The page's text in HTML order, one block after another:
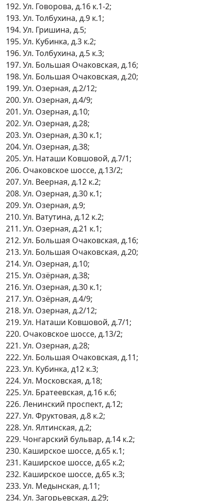
192. Ул. Говорова, д.16 к.1-2;
193. Ул. Толбухина, д.9 к.1;
194. Ул. Гришина, д.5;
195. Ул. Кубинка, д.3 к.2;
196. Ул. Толбухина, д.5 к.3;
197. Ул. Большая Очаковская, д.16;
198. Ул. Большая Очаковская, д.20;
199. Ул. Озерная, д.2/12;
200. Ул. Озерная, д.4/9;
201. Ул. Озерная, д.10;
202. Ул. Озерная, д.28;
203. Ул. Озерная, д.30 к.1;
204. Ул. Озерная, д.38;
205. Ул. Наташи Ковшовой, д.7/1;
206. Очаковское шоссе, д.13/2;
207. Ул. Веерная, д.12 к.2;
208. Ул. Озерная, д.30 к.1;
209. Ул. Озерная, д.9;
210. Ул. Ватутина, д.12 к.2;
211. Ул. Озерная, д.21 к.1;
212. Ул. Большая Очаковская, д.16;
213. Ул. Большая Очаковская, д.20;
214. Ул. Озерная, д.10;
215. Ул. Озёрная, д.38;
216. Ул. Озерная, д.30 к.1;
217. Ул. Озёрная, д.4/9;
218. Ул. Озерная, д.2/12;
219. Ул. Наташи Ковшовой, д.7/1;
220. Очаковское шоссе, д.13/2;
221. Ул. Озерная, д.28;
222. Ул. Большая Очаковская, д.11;
223. Ул. Кубинка, д12 к.3;
224. Ул. Московская, д.18;
225. Ул. Братеевская, д.16 к.6;
226. Ленинский проспект, д.12;
227. Ул. Фруктовая, д.8 к.2;
228. Ул. Ялтинская, д.2;
229. Чонгарский бульвар, д.14 к.2;
230. Каширское шоссе, д.65 к.1;
231. Каширское шоссе, д.65 к.2;
232. Каширское шоссе, д.65 к.3;
233. Ул. Медынская, д.11;
234. Ул. Загорьевская, д.29;